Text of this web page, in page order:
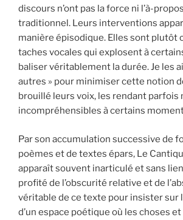
discours n’ont pas la force ni l’à-
traditionnel. Leurs interventions
manière épisodique. Elles sont plutôt
taches vocales qui explosent à
baliser véritablement la durée. Je les
autres » pour minimiser cette notion
brouillé leurs voix, les rendant parfois
incompréhensibles à certains
Par son accumulation successive de
poèmes et de textes épars, Le
apparaît souvent inarticulé et sans
profité de l’obscurité relative et de
véritable de ce texte pour insister sur
d’un espace poétique où les choses